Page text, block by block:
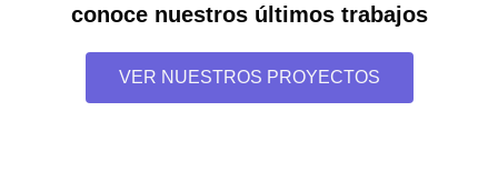
conoce nuestros últimos trabajos
VER NUESTROS PROYECTOS